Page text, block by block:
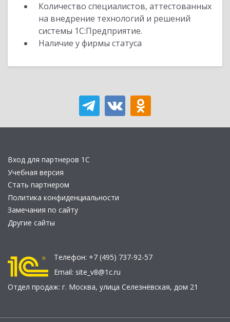
Количество специалистов, аттестованных
на внедрение технологий и решений
системы 1С:Предприятие.
Наличие у фирмы статуса
Вход для партнеров 1С
Учебная версия
Стать партнером
Политика конфиденциальности
Замечания по сайту
Другие сайты
Телефон: +7 (495) 737-92-57
Email: site_v8@1c.ru
Отдел продаж: г. Москва, улица Селезнёвская, дом 21